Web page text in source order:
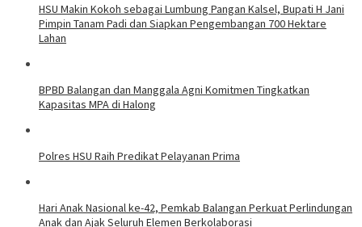
HSU Makin Kokoh sebagai Lumbung Pangan Kalsel, Bupati H Jani
Pimpin Tanam Padi dan Siapkan Pengembangan 700 Hektare
Lahan
BPBD Balangan dan Manggala Agni Komitmen Tingkatkan
Kapasitas MPA di Halong
Polres HSU Raih Predikat Pelayanan Prima
Hari Anak Nasional ke-42, Pemkab Balangan Perkuat Perlindungan
Anak dan Ajak Seluruh Elemen Berkolaborasi